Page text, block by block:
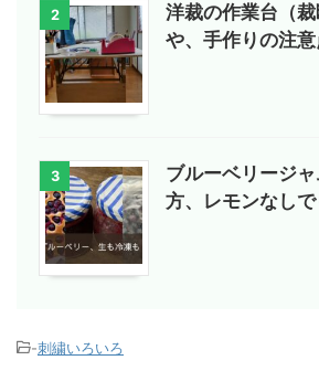
2
洋裁の作業台（
や、手作りの注意
3
ブルーベリージ
方、レモンなしで
-刺繍いろいろ